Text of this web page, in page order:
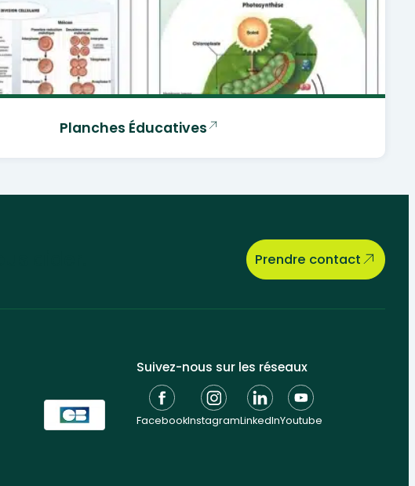
Planches Éducatives
aider. Prendre contact
Suivez-nous sur les réseaux
FacebookInstagramLinkedInYoutube